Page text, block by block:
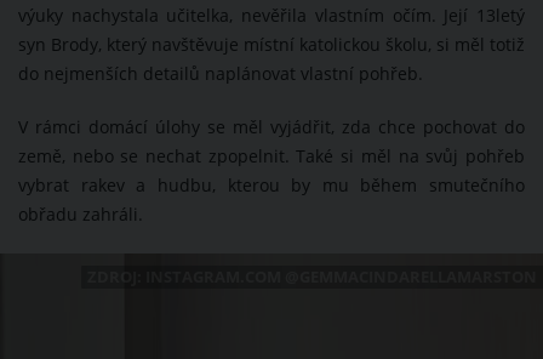
výuky nachystala učitelka, nevěřila vlastním očím. Její 13letý
syn Brody, který navštěvuje místní katolickou školu, si měl totiž
do nejmenších detailů naplánovat vlastní pohřeb.
V rámci domácí úlohy se měl vyjádřit, zda chce pochovat do
země, nebo se nechat zpopelnit. Také si měl na svůj pohřeb
vybrat rakev a hudbu, kterou by mu během smutečního
obřadu zahráli.